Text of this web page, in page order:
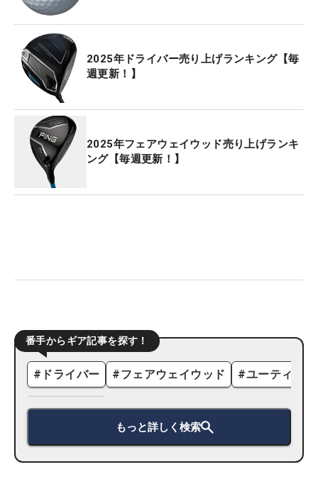
2025年ドライバー売り上げランキング【毎
週更新！】
2025年フェアウェイウッド売り上げランキ
ング【毎週更新！】
番手からギア記事を探す！
# ドライバー #フェアウェイウッド #ユーティリ
もっと詳しく検索